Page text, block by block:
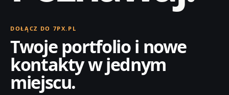
DOŁĄCZ DO 7PX.PL
Twoje portfolio i nowe
kontakty w jednym
miejscu.